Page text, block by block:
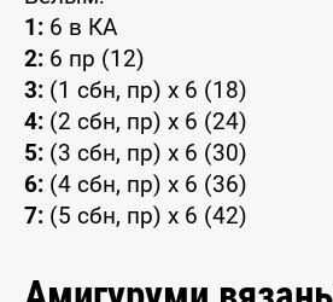
1: 6 в КА
2: 6 пр (12)
3: (1 сбн, пр) x 6 (18)
4: (2 сбн, пр) x 6 (24)
5: (3 сбн, пр) x 6 (30)
6: (4 сбн, пр) x 6 (36)
7: (5 сбн, пр) x 6 (42)